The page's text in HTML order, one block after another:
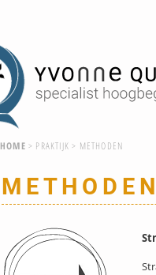
HOME > PRAKTIJK > METHODEN
METHODEN